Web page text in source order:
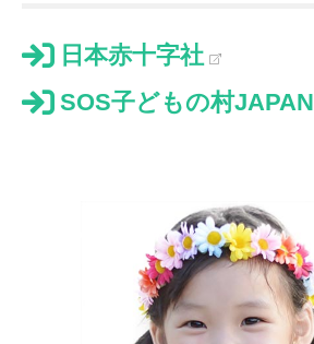
日本赤十字社
SOS子どもの村JAPAN